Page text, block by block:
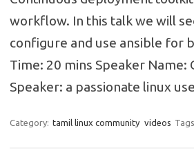
workflow. In this talk we will
configure and use ansible for
Time: 20 mins Speaker Name:
Speaker: a passionate linux
Category: tamil linux community videos